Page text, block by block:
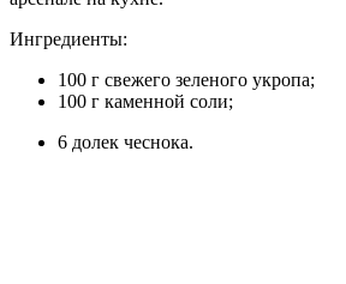
Ингредиенты:
100 г свежего зеленого укропа;
100 г каменной соли;
6 долек чеснока.